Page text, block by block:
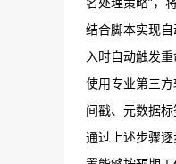
结合脚本实现
入时自动触发
使用专业第三
间戳、元数据
通过上述步骤